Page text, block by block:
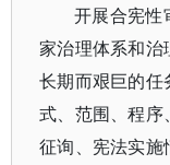
开展合宪性
家治理体系和治
长期而艰巨的
式、范围、程
征询、宪法实